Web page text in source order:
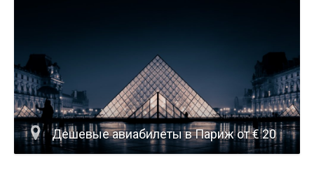
Дешевые авиабилеты в Париж от € 20